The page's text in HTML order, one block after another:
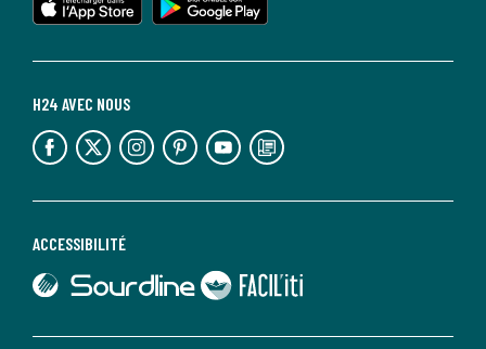
ACCESSIBILITÉ
lien vers Sourdline
lien vers Faciliti
H24 AVEC NOUS
lien vers l'espace réseaux sociaux lien vers l'espace réseaux sociaux lien vers l'espace réseaux sociaux lien vers l'espace réseaux sociaux lien vers l'espace réseaux sociaux lien vers le blog la redoute